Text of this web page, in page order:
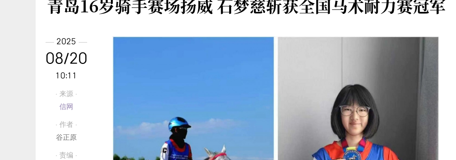
青岛16岁骑手赛场扬威 石梦慈斩获全国马术耐力赛冠军
2025
08/20
10:11
· 来源 ·
信网
· 作者 ·
谷正原
· 责编 ·